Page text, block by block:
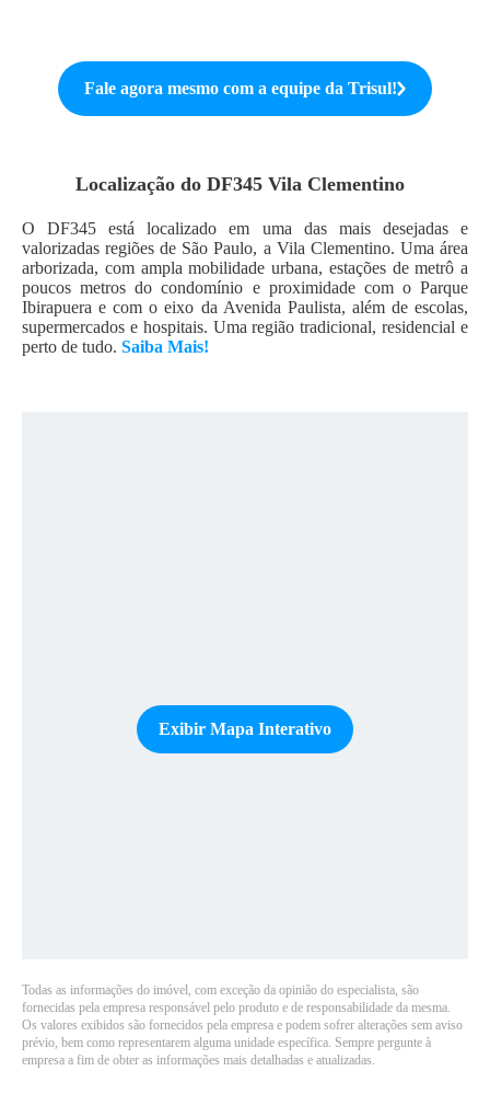
Fale agora mesmo com a equipe da Trisul!
Localização do DF345 Vila Clementino
O DF345 está localizado em uma das mais desejadas e
valorizadas regiões de São Paulo, a Vila Clementino. Uma área
arborizada, com ampla mobilidade urbana, estações de metrô a
poucos metros do condomínio e proximidade com o Parque
Ibirapuera e com o eixo da Avenida Paulista, além de escolas,
supermercados e hospitais. Uma região tradicional, residencial e
perto de tudo. Saiba Mais!
Exibir Mapa Interativo
Todas as informações do imóvel, com exceção da opinião do especialista, são
fornecidas pela empresa responsável pelo produto e de responsabilidade da mesma.
Os valores exibidos são fornecidos pela empresa e podem sofrer alterações sem aviso
prévio, bem como representarem alguma unidade específica. Sempre pergunte à
empresa a fim de obter as informações mais detalhadas e atualizadas.